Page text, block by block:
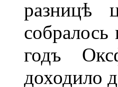
разницѣ
собралось
годъ
доходило